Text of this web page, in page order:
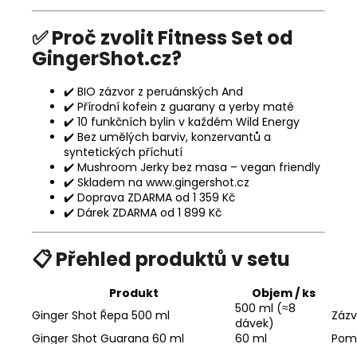
✅ Proč zvolit Fitness Set od
GingerShot.cz?
✔️ BIO zázvor z peruánských And
✔️ Přírodní kofein z guarany a yerby maté
✔️ 10 funkčních bylin v každém Wild Energy
✔️ Bez umělých barviv, konzervantů a
syntetických příchutí
✔️ Mushroom Jerky bez masa – vegan friendly
✔️ Skladem na www.gingershot.cz
✔️ Doprava ZDARMA od 1 359 Kč
✔️ Dárek ZDARMA od 1 899 Kč
📋 Přehled produktů v setu
Produkt
Objem / ks
Ginger Shot Řepa 500 ml
500 ml (≈8
dávek)
Ginger Shot Guarana 60 ml
60 ml